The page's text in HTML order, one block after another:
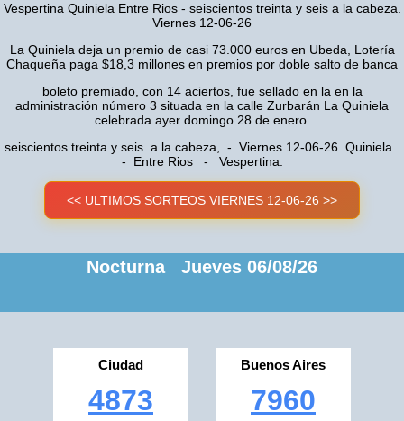
Vespertina Quiniela Entre Rios - seiscientos treinta y seis a la cabeza.
Viernes 12-06-26
La Quiniela deja un premio de casi 73.000 euros en Ubeda, Lotería
Chaqueña paga $18,3 millones en premios por doble salto de banca
boleto premiado, con 14 aciertos, fue sellado en la en la
administración número 3 situada en la calle Zurbarán La Quiniela
celebrada ayer domingo 28 de enero.
seiscientos treinta y seis a la cabeza, - Viernes 12-06-26. Quiniela
- Entre Rios - Vespertina.
<< ULTIMOS SORTEOS VIERNES 12-06-26 >>
Nocturna Jueves 06/08/26
Ciudad
4873
Buenos Aires
7960